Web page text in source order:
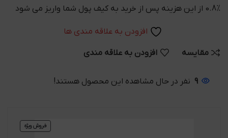
0.8% از این هزینه پس از خرید به کیف پول شما واریز می شود
افزودن به علاقه مندی ها
مقایسه افزودن به علاقه مندی
9 نفر در حال مشاهده این محصول هستند!
فروش ویژه